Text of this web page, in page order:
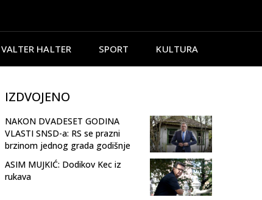
VALTER HALTER SPORT KULTURA
IZDVOJENO
NAKON DVADESET GODINA
VLASTI SNSD-a: RS se prazni
brzinom jednog grada godišnje
ASIM MUJKIĆ: Dodikov Kec iz
rukava